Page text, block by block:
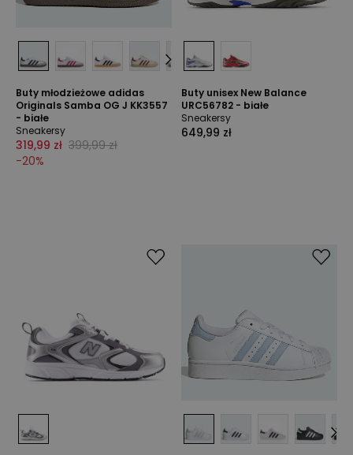
Buty młodzieżowe adidas
Originals Samba OG J KK3557
- białe
Sneakersy
319,99 zł 399,99 zł
-20%
Buty unisex New Balance
URC56782 - białe
Sneakersy
649,99 zł